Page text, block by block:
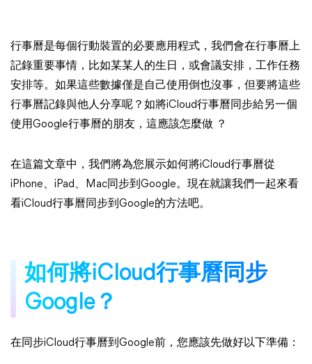
行事曆是每個行動裝置的必要應用程式，我們會在行事曆上
記錄重要事情，比如某某人的生日，或會議安排，工作任務
安排等。如果這些數據僅是自己使用倒也沒事，但要將這些
行事曆記錄與他人分享呢？如將iCloud行事曆同步給另一個
使用Google行事曆的朋友，這應該怎麼做 ？
在這篇文章中，我們將為您展示如何將iCloud行事曆從
iPhone、iPad、Mac同步到Google。現在就讓我們一起來看
看iCloud行事曆同步到Google的方法吧。
如何將iCloud行事曆同步
Google？
在同步iCloud行事曆到Google前，您應該先做好以下準備：